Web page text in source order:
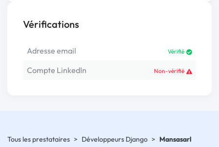
Vérifications
Adresse email Vérifié
Compte LinkedIn Non-vérifié
Tous les prestataires > Développeurs Django > Mansasarl